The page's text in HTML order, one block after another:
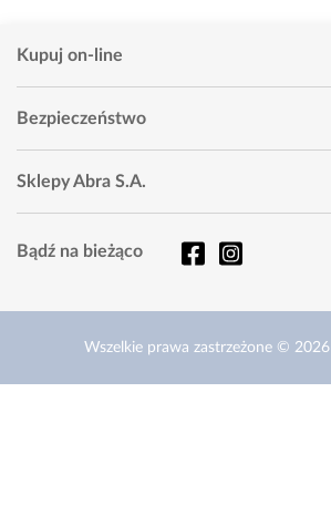
Kupuj on-line
Bezpieczeństwo
Sklepy Abra S.A.
Bądź na bieżąco
Wszelkie prawa zastrzeżone © 2026